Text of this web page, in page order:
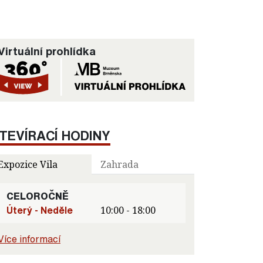
prohlídka
HODINY
Vila Zahrada
CELOROČNĚ
Úterý - Neděle
10:00 - 18:00
informací